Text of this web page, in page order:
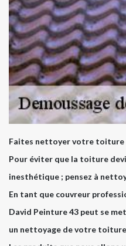
Faites nettoyer votre toiture
Pour éviter que la toiture
inesthétique ; pensez à
En tant que couvreur
David Peinture 43 peut se
un nettoyage de votre toiture